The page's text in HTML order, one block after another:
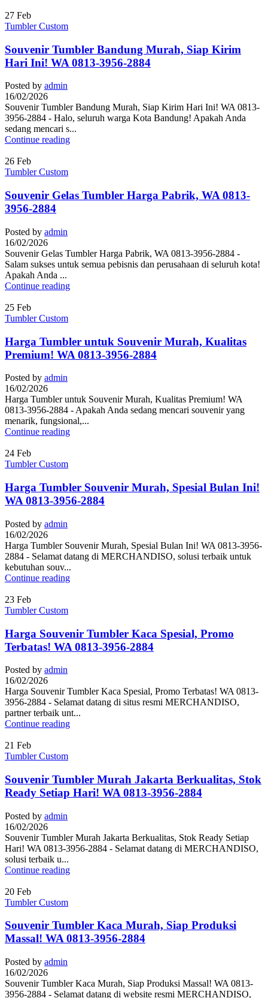
27 Feb
Tumbler Custom
Souvenir Tumbler Bandung Murah, Siap Kirim
Hari Ini! WA 0813-3956-2884
Posted by admin
16/02/2026
Souvenir Tumbler Bandung Murah, Siap Kirim Hari Ini! WA 0813-
3956-2884 - Halo, seluruh warga Kota Bandung! Apakah Anda
sedang mencari s...
Continue reading
26 Feb
Tumbler Custom
Souvenir Gelas Tumbler Harga Pabrik, WA 0813-
3956-2884
Posted by admin
16/02/2026
Souvenir Gelas Tumbler Harga Pabrik, WA 0813-3956-2884 -
Salam sukses untuk semua pebisnis dan perusahaan di seluruh kota!
Apakah Anda ...
Continue reading
25 Feb
Tumbler Custom
Harga Tumbler untuk Souvenir Murah, Kualitas
Premium! WA 0813-3956-2884
Posted by admin
16/02/2026
Harga Tumbler untuk Souvenir Murah, Kualitas Premium! WA
0813-3956-2884 - Apakah Anda sedang mencari souvenir yang
menarik, fungsional,...
Continue reading
24 Feb
Tumbler Custom
Harga Tumbler Souvenir Murah, Spesial Bulan Ini!
WA 0813-3956-2884
Posted by admin
16/02/2026
Harga Tumbler Souvenir Murah, Spesial Bulan Ini! WA 0813-3956-
2884 - Selamat datang di MERCHANDISO, solusi terbaik untuk
kebutuhan souv...
Continue reading
23 Feb
Tumbler Custom
Harga Souvenir Tumbler Kaca Spesial, Promo
Terbatas! WA 0813-3956-2884
Posted by admin
16/02/2026
Harga Souvenir Tumbler Kaca Spesial, Promo Terbatas! WA 0813-
3956-2884 - Selamat datang di situs resmi MERCHANDISO,
partner terbaik unt...
Continue reading
21 Feb
Tumbler Custom
Souvenir Tumbler Murah Jakarta Berkualitas, Stok
Ready Setiap Hari! WA 0813-3956-2884
Posted by admin
16/02/2026
Souvenir Tumbler Murah Jakarta Berkualitas, Stok Ready Setiap
Hari! WA 0813-3956-2884 - Selamat datang di MERCHANDISO,
solusi terbaik u...
Continue reading
20 Feb
Tumbler Custom
Souvenir Tumbler Kaca Murah, Siap Produksi
Massal! WA 0813-3956-2884
Posted by admin
16/02/2026
Souvenir Tumbler Kaca Murah, Siap Produksi Massal! WA 0813-
3956-2884 - Selamat datang di website resmi MERCHANDISO,